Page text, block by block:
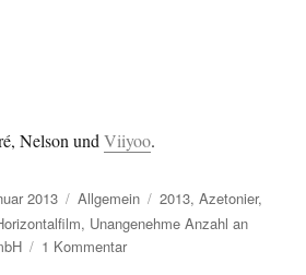
Nelson undViiyoo.
2013 Kategorien
Allgemein Schlagwörter
2013,Azetonier,
, Unangenehme Anzahl an
1 Kommentarzu